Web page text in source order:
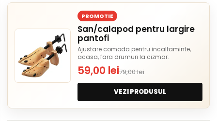
PROMOTIE
San/calapod pentru largire
pantofi
Ajustare comoda pentru incaltaminte,
acasa, fara drumuri la cizmar.
59,00 lei79,00 lei
VEZI PRODUSUL